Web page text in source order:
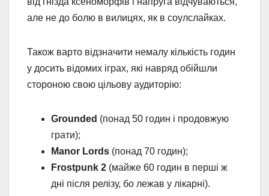
але не до болю в вилицях, як в соулслайках.
Також варто відзначити немалу кількість годин
у досить відомих іграх, які навряд обійшли
стороною свою цільову аудиторію:
Grounded (понад 50 годин і продовжую
грати);
Manor Lords (понад 70 годин);
Frostpunk 2 (майже 60 годин в перші ж
дні після релізу, бо лежав у лікарні).